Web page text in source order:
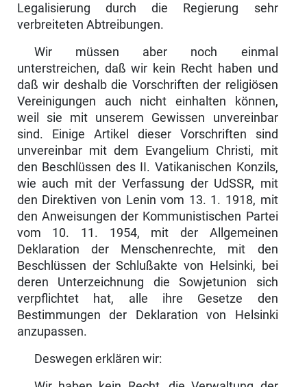
Legalisierung durch die Regie­rung sehr
verbreiteten Abtreibungen.
Wir müssen aber noch einmal
unterstreichen, daß wir kein Recht haben und
daß wir deshalb die Vorschriften der religiösen
Vereinigungen auch nicht einhalten können,
weil sie mit unserem Gewissen unvereinbar
sind. Einige Artikel dieser Vorschriften sind
unvereinbar mit dem Evangelium Christi, mit
den Beschlüssen des II. Vatikanischen Konzils,
wie auch mit der Ver­fassung der UdSSR, mit
den Direktiven von Lenin vom 13. 1. 1918, mit
den Anweisungen der Kommunistischen Partei
vom 10. 11. 1954, mit der Allgemeinen
Deklaration der Menschenrechte, mit den
Beschlüssen der Schlußakte von Helsinki, bei
deren Unterzeichnung die Sowjetunion sich
verpflichtet hat, alle ihre Gesetze den
Bestimmungen der Deklaration von Helsinki
anzupassen.
Deswegen erklären wir: